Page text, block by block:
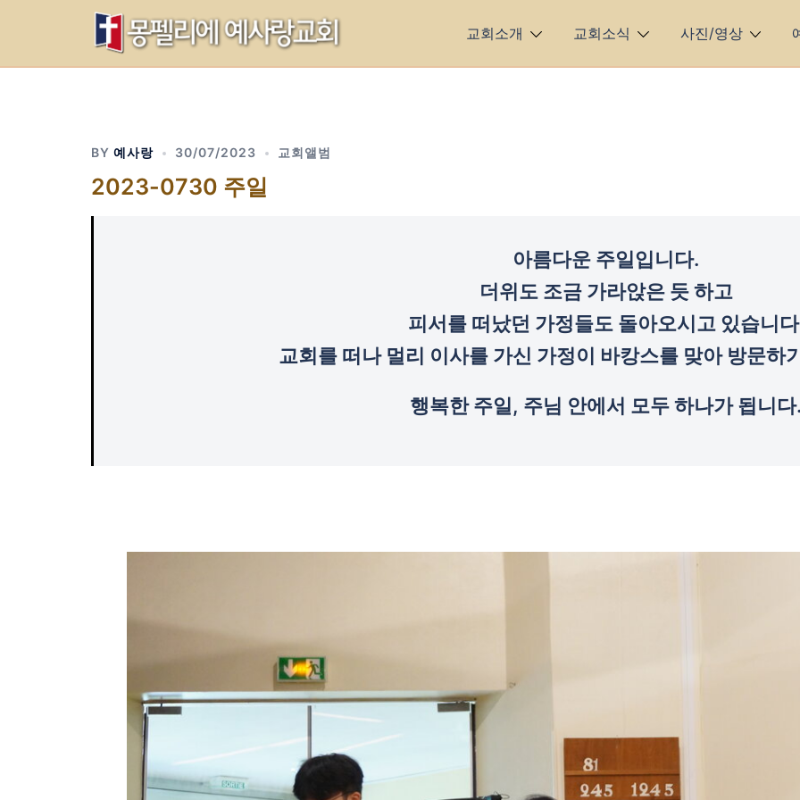
교회소개 교회소식 사진/영상
BY 예사랑 30/07/2023 교회앨범
2023-0730 주일
아름다운 주일입니다.
더위도 조금 가라앉은 듯 하고
피서를 떠났던 가정들도 돌아오시고 있습니
교회를 떠나 멀리 이사를 가신 가정이 바캉스를 맞아 방문하
행복한 주일, 주님 안에서 모두 하나가 됩니